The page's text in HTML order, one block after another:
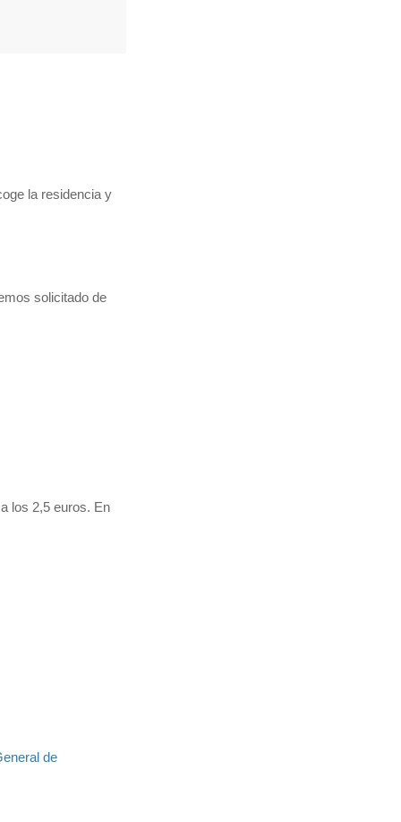
la residencia y
solicitado de
los 2,5 euros. En
de